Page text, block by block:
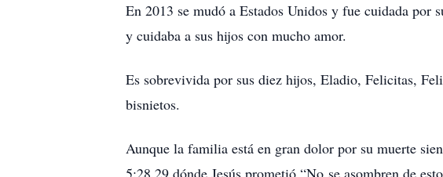
En 2013 se mudó a Estados Unidos y fue cuidada por
y cuidaba a sus hijos con mucho amor.
Es sobrevivida por sus diez hijos, Eladio, Felicitas,
bisnietos.
Aunque la familia está en gran dolor por su muerte
5:28,29 dónde Jesús prometió “No se asombren de